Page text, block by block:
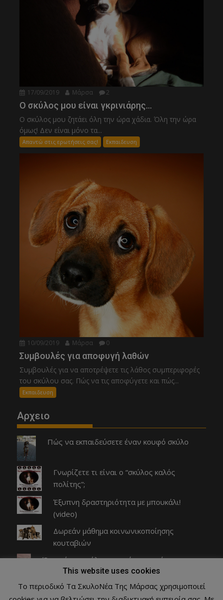
17/09/2019 Μάρσα 2
Ο σκύλος μου είναι γκρινιάρης…
Ο σκύλος μου ζητάει όλη την ώρα χάδια. Όλη την ώρα
όμως! Δεν είναι μόνο τα...
Απαντώ στις ερωτήσεις σας! Εκπαιδευση
10/09/2019 Μάρσα 0
Συμβουλές για αποφυγή λαθών
Συμβουλές για να αποτρέψετε τις λάθος συμπεριφορές
του σκύλου σας. Πώς να τις αποφύγετε και πώς...
Εκπαιδευση
Αρχειο
Πώς να εκπαιδεύσετε έναν κουφό σκύλο
Γνωρίζετε τι είναι ο “σκύλος καλός
πολίτης”;
Έξυπνη δραστηριότητα με μπουκάλι!
(video)
Δωρεάν μάθημα κοινωνικοποίησης
κουταβιών
Όταν ένας σκύλος αγριεύει στον ύπνο του
This website uses cookies
Το περιοδικό Τα ΣκυλοΝέα Της Μάρσας χρησιμοποιεί